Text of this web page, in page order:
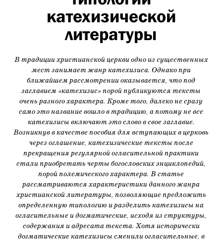
катехизической
литературы
В традиции христианской церкви одно из существенных
мест занимает жанр катехизиса. Однако при
ближайшем рассмотрении оказывается, что под
заглавием «катехизис» порой публикуются тексты
очень разного характера. Кроме того, далеко не сразу
само это название вошло в традицию, а потому не все
катехизисы включают это слово в свое заглавие.
Возникнув в качестве пособия для вступающих в церковь
через оглашение, катехизические тексты после
прекращения регулярной огласительной практики
стали приобретать черты богословских энциклопедий,
порой полемического характера. В статье
рассматриваются характеристики данного жанра
христианской литературы, позволяющие предложить
определенную типологию и разделить катехизисы на
огласительные и догматические, исходя из структуры,
содержания и адресата текста. Хотя исторически
догматические катехизисы сменили огласительные, в